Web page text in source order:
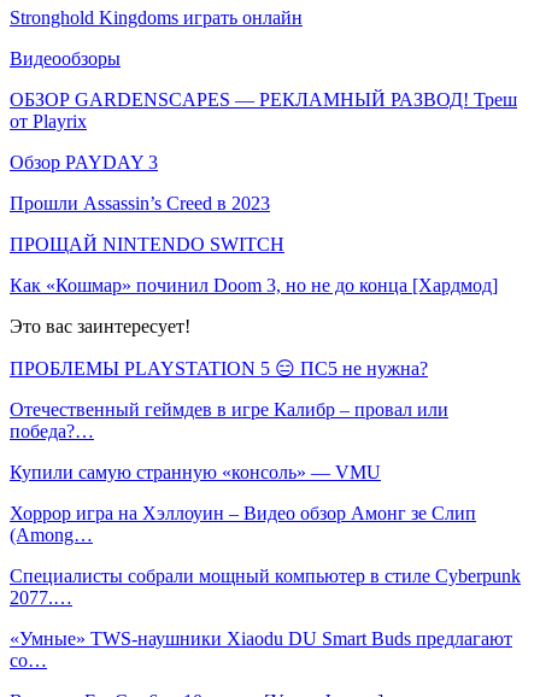
Stronghold Kingdoms играть онлайн
Видеообзоры
ОБЗОР GARDENSCAPES — РЕКЛАМНЫЙ РАЗВОД! Треш
от Playrix
Обзор PAYDAY 3
Прошли Assassin’s Creed в 2023
ПРОЩАЙ NINTENDO SWITCH
Как «Кошмар» починил Doom 3, но не до конца [Хардмод]
Это вас заинтересует!
ПРОБЛЕМЫ PLAYSTATION 5 😑 ПС5 не нужна?
Отечественный геймдев в игре Калибр – провал или
победа?…
Купили самую странную «консоль» — VMU
Хоррор игра на Хэллоуин – Видео обзор Амонг зе Слип
(Among…
Специалисты собрали мощный компьютер в стиле Cyberpunk
2077.…
«Умные» TWS-наушники Xiaodu DU Smart Buds предлагают
со…